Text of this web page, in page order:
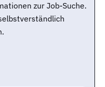
zur Job-Suche.